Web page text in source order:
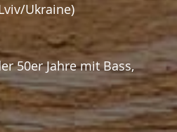
Ukraine)
50er Jahre mit Bass,